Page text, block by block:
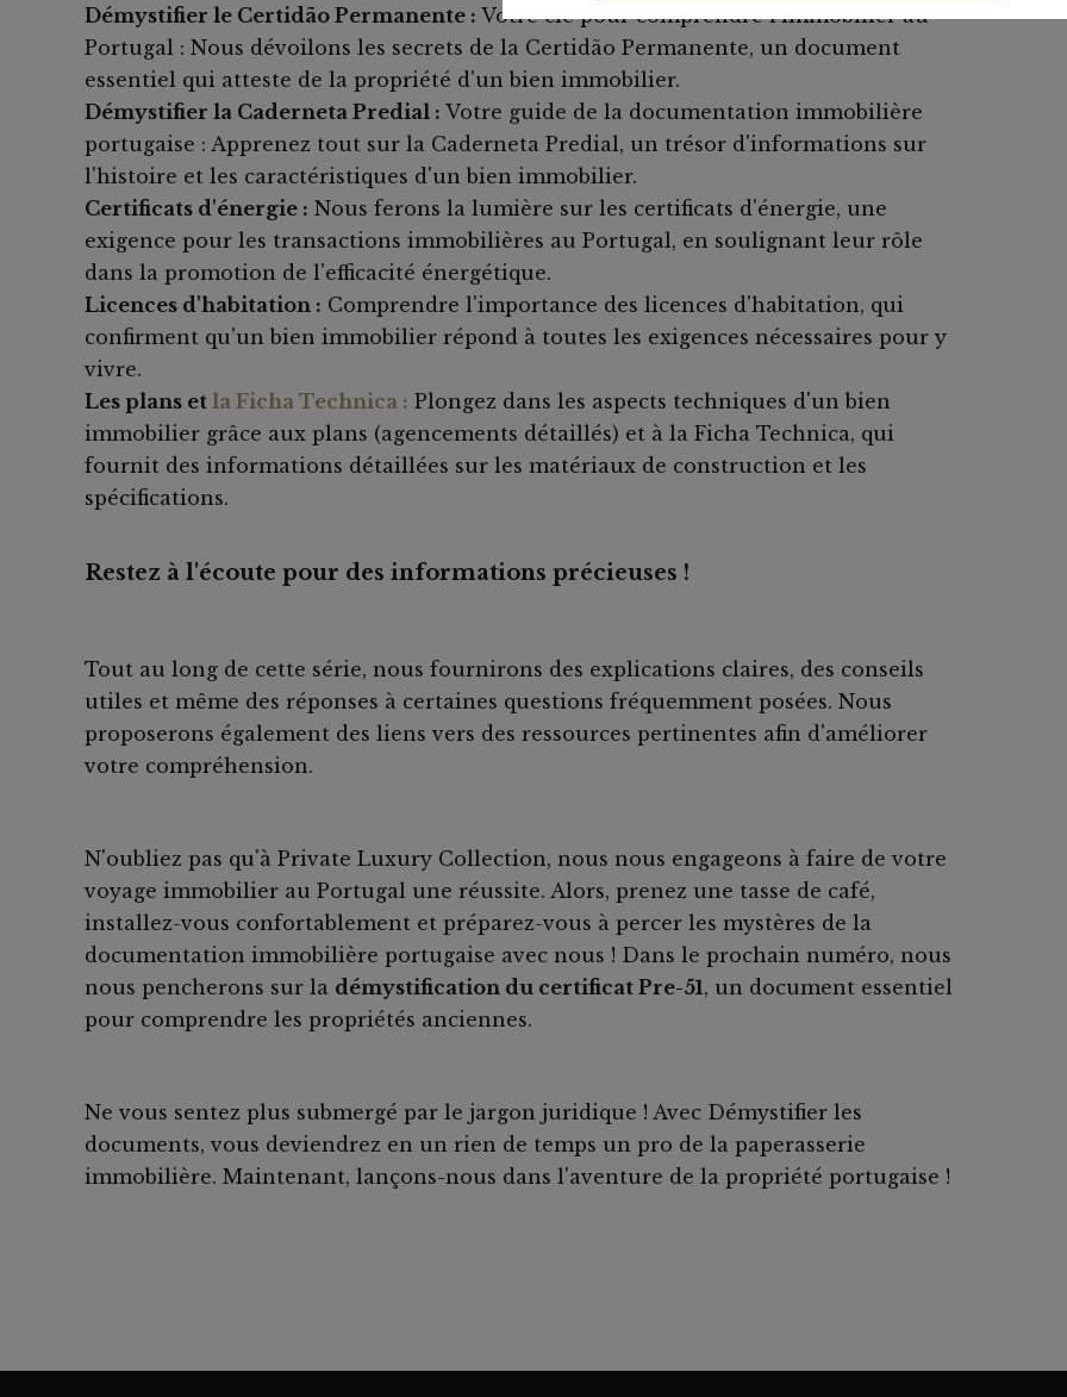
Démystifier le Certidão Permanente : Votre clé pour comprendre l'immobilier au
Portugal : Nous dévoilons les secrets de la Certidão Permanente, un document
essentiel qui atteste de la propriété d'un bien immobilier.
Démystifier la Caderneta Predial : Votre guide de la documentation immobilière
portugaise : Apprenez tout sur la Caderneta Predial, un trésor d'informations sur
l'histoire et les caractéristiques d'un bien immobilier.
Certificats d'énergie : Nous ferons la lumière sur les certificats d'énergie, une
exigence pour les transactions immobilières au Portugal, en soulignant leur rôle
dans la promotion de l'efficacité énergétique.
Licences d'habitation : Comprendre l'importance des licences d'habitation, qui
confirment qu'un bien immobilier répond à toutes les exigences nécessaires pour y
vivre.
Les plans et la Ficha Technica : Plongez dans les aspects techniques d'un bien
immobilier grâce aux plans (agencements détaillés) et à la Ficha Technica, qui
fournit des informations détaillées sur les matériaux de construction et les
spécifications.
Restez à l'écoute pour des informations précieuses !
Tout au long de cette série, nous fournirons des explications claires, des conseils
utiles et même des réponses à certaines questions fréquemment posées. Nous
proposerons également des liens vers des ressources pertinentes afin d'améliorer
votre compréhension.
N'oubliez pas qu'à Private Luxury Collection, nous nous engageons à faire de votre
voyage immobilier au Portugal une réussite. Alors, prenez une tasse de café,
installez-vous confortablement et préparez-vous à percer les mystères de la
documentation immobilière portugaise avec nous ! Dans le prochain numéro, nous
nous pencherons sur la démystification du certificat Pre-51, un document essentiel
pour comprendre les propriétés anciennes.
Ne vous sentez plus submergé par le jargon juridique ! Avec Démystifier les
documents, vous deviendrez en un rien de temps un pro de la paperasserie
immobilière. Maintenant, lançons-nous dans l'aventure de la propriété portugaise !